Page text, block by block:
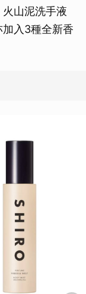
山泥洗手液
入3種全新香